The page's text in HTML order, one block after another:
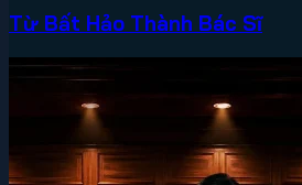
Từ Bất Hảo Thành Bác Sĩ